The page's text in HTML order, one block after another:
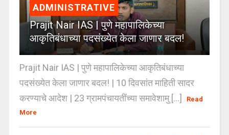
ADMINISTRATIVE
Prajit Nair IAS | पुणे महापालिकेच्या
आकृतिबंधाच्या पदसंख्येत केला जाणार बदल!
Prajit Nair IAS | पुणे महापालिकेच्या आकृतिबंधाच्या
पदसंख्येत केला जाणार बदल! | 10 दिवसांत माहिती सादर
करण्याचे आदेश | 23 ग्रामपंचायतींच्या समावेशामु [...]
Read
More